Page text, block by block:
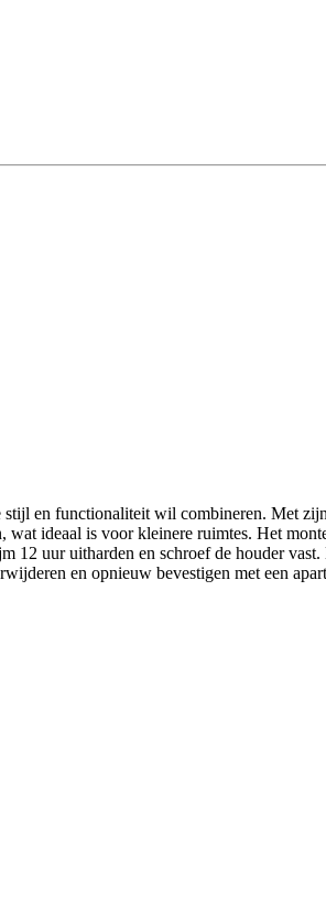
en functionaliteit wil combineren. Met
ideaal is voor kleinere ruimtes. Het
12 uur uitharden en schroef de houder
en opnieuw bevestigen met een